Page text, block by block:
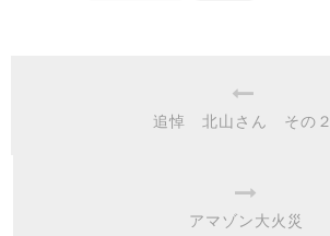
追悼 北山さん その２
アマゾン大火災